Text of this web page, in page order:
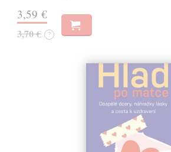
3,59 €
3,70 € ?